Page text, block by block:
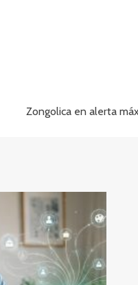
Zongolica en alerta